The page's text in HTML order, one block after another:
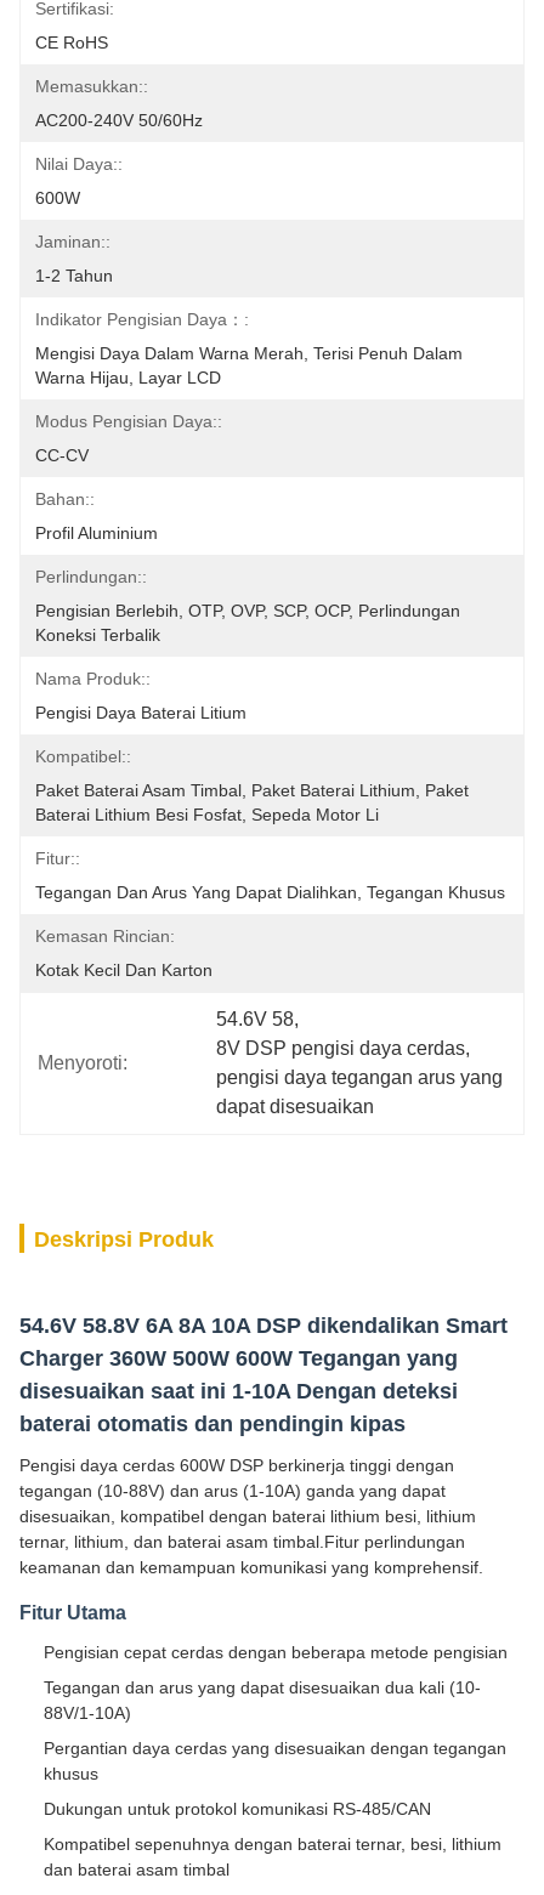
Sertifikasi:
CE RoHS
Memasukkan::
AC200-240V 50/60Hz
Nilai Daya::
600W
Jaminan::
1-2 Tahun
Indikator Pengisian Daya：:
Mengisi Daya Dalam Warna Merah, Terisi Penuh Dalam
Warna Hijau, Layar LCD
Modus Pengisian Daya::
CC-CV
Bahan::
Profil Aluminium
Perlindungan::
Pengisian Berlebih, OTP, OVP, SCP, OCP, Perlindungan
Koneksi Terbalik
Nama Produk::
Pengisi Daya Baterai Litium
Kompatibel::
Paket Baterai Asam Timbal, Paket Baterai Lithium, Paket
Baterai Lithium Besi Fosfat, Sepeda Motor Li
Fitur::
Tegangan Dan Arus Yang Dapat Dialihkan, Tegangan Khusus
Kemasan Rincian:
Kotak Kecil Dan Karton
Menyoroti:
54.6V 58,
8V DSP pengisi daya cerdas,
pengisi daya tegangan arus yang
dapat disesuaikan
Deskripsi Produk
54.6V 58.8V 6A 8A 10A DSP dikendalikan Smart
Charger 360W 500W 600W Tegangan yang
disesuaikan saat ini 1-10A Dengan deteksi
baterai otomatis dan pendingin kipas
Pengisi daya cerdas 600W DSP berkinerja tinggi dengan
tegangan (10-88V) dan arus (1-10A) ganda yang dapat
disesuaikan, kompatibel dengan baterai lithium besi, lithium
ternar, lithium, dan baterai asam timbal.Fitur perlindungan
keamanan dan kemampuan komunikasi yang komprehensif.
Fitur Utama
Pengisian cepat cerdas dengan beberapa metode pengisian
Tegangan dan arus yang dapat disesuaikan dua kali (10-
88V/1-10A)
Pergantian daya cerdas yang disesuaikan dengan tegangan
khusus
Dukungan untuk protokol komunikasi RS-485/CAN
Kompatibel sepenuhnya dengan baterai ternar, besi, lithium
dan baterai asam timbal